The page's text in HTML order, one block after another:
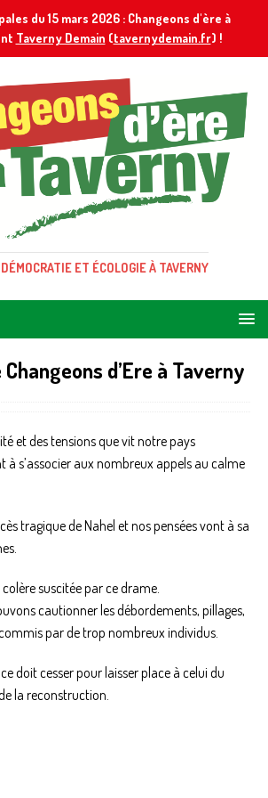
du 15 mars 2026 : Changeons d'ère à
Taverny Demain (tavernydemain.fr) !
ET ÉCOLOGIE À TAVERNY
d’Ere à Taverny
et des tensions que vit notre pays
à s’associer aux nombreux appels au calme
tragique de Nahel et nos pensées vont à sa
suscitée par ce drame.
cautionner les débordements, pillages,
par de trop nombreux individus.
doit cesser pour laisser place à celui du
la reconstruction.